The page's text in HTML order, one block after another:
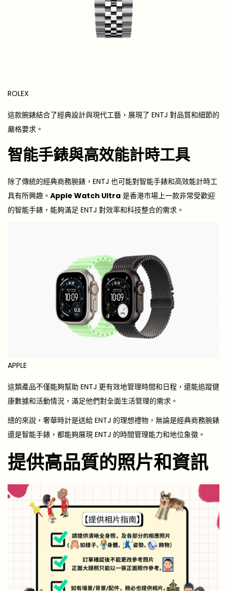
ROLEX
這款腕錶結合了經典設計與現代工藝，展現了 ENTJ 對品質和細節的
嚴格要求。
智能手錶與高效能計時工具
除了傳統的經典商務腕錶，ENTJ 也可能對智能手錶和高效能計時工
具有所興趣。 Apple Watch Ultra 是香港市場上一款非常受歡迎
的智能手錶，能夠滿足 ENTJ 對效率和科技整合的需求。
APPLE
這類產品不僅能夠幫助 ENTJ 更有效地管理時間和日程，還能追蹤健
康數據和活動情況，滿足他們對全面生活管理的需求。
總的來說，奢華時計是送給 ENTJ 的理想禮物，無論是經典商務腕錶
還是智能手錶，都能夠展現 ENTJ 的時間管理能力和地位象徵。
提供高品質的照片和資訊